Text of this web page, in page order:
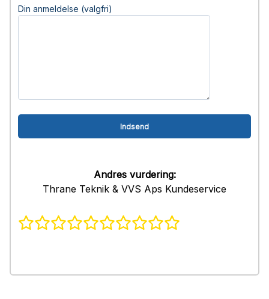
Din anmeldelse (valgfri)
Andres vurdering:
Thrane Teknik & VVS Aps Kundeservice